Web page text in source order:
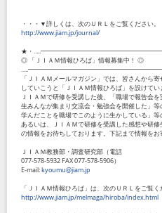
・・・▼詳しくは、次のＵＲＬをご覧ください。
http://www.jiam.jp/journal/
★・
◎ 「ＪＩＡＭ情報ひろば」情報募集中！ ◎
「ＪＩＡＭメールマガジン」では、皆さんから
していこうと「ＪＩＡＭ情報ひろば」を設けてい
ＪＩＡＭで研修を受講した後、「職場で報告会
生みんなが集まり交流会・勉強会を開催した」
学んだことを職場でこのように生かしている」等
あるいは、ＪＩＡＭで研修を受講した感想や研
の情報をお待ちしております。下記まで情報をお
ＪＩＡＭ教務部・調査研究部（電話
077-578-5932 FAX 077-578-5906）
E-mail:kyoumu@jiam.jp
「ＪＩＡＭ情報ひろば」は、次のＵＲＬをご覧く
http://www.jiam.jp/melmaga/hiroba/index.html